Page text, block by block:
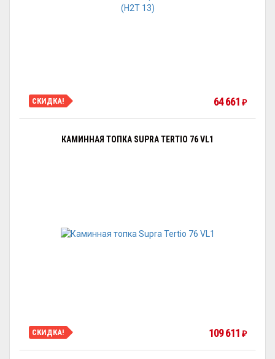
СКИДКА! 64 661 ₽
КАМИННАЯ ТОПКА SUPRA TERTIO 76 VL1
СКИДКА! 109 611 ₽